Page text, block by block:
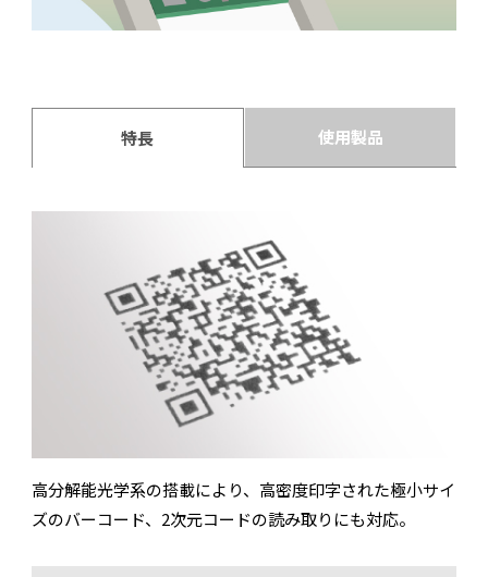
特長 使用製品
高分解能光学系の搭載により、高密度印字された極小サイ
ズのバーコード、2次元コードの読み取りにも対応。